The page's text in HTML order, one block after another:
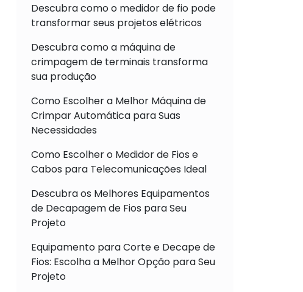
Descubra como o medidor de fio pode
transformar seus projetos elétricos
Descubra como a máquina de
crimpagem de terminais transforma
sua produção
Como Escolher a Melhor Máquina de
Crimpar Automática para Suas
Necessidades
Como Escolher o Medidor de Fios e
Cabos para Telecomunicações Ideal
Descubra os Melhores Equipamentos
de Decapagem de Fios para Seu
Projeto
Equipamento para Corte e Decape de
Fios: Escolha a Melhor Opção para Seu
Projeto